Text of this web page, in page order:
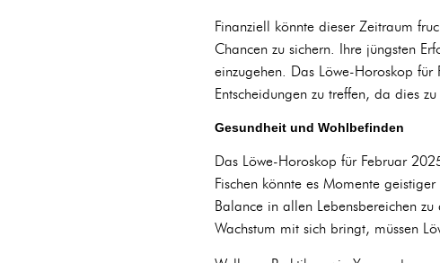
Finanziell könnte dieser Zeitraum
Chancen zu sichern. Ihre jüngsten
einzugehen. Das Löwe-Horoskop
Entscheidungen zu treffen, da dies
Gesundheit und Wohlbefinden
Das Löwe-Horoskop für Februar
Fischen könnte es Momente
Balance in allen Lebensbereichen
Wachstum mit sich bringt, müssen